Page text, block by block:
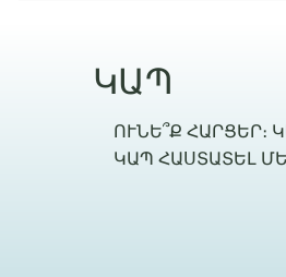
ԿԱՊ
ՈՒՆԵ՞Ք ՀԱՐՑԵՐ։
ԿԱՊ ՀԱՍՏԱՏԵԼ